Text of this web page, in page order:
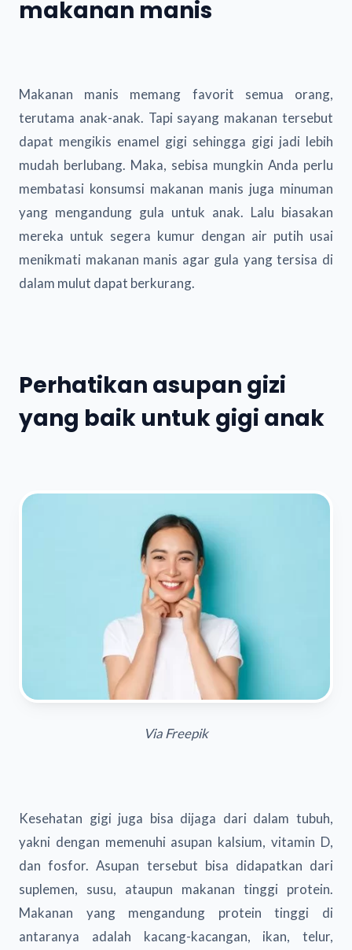
makanan manis
Makanan manis memang favorit semua orang,
terutama anak-anak. Tapi sayang makanan tersebut
dapat mengikis enamel gigi sehingga gigi jadi lebih
mudah berlubang. Maka, sebisa mungkin Anda perlu
membatasi konsumsi makanan manis juga minuman
yang mengandung gula untuk anak. Lalu biasakan
mereka untuk segera kumur dengan air putih usai
menikmati makanan manis agar gula yang tersisa di
dalam mulut dapat berkurang.
Perhatikan asupan gizi
yang baik untuk gigi anak
Via Freepik
Kesehatan gigi juga bisa dijaga dari dalam tubuh,
yakni dengan memenuhi asupan kalsium, vitamin D,
dan fosfor. Asupan tersebut bisa didapatkan dari
suplemen, susu, ataupun makanan tinggi protein.
Makanan yang mengandung protein tinggi di
antaranya adalah kacang-kacangan, ikan, telur,